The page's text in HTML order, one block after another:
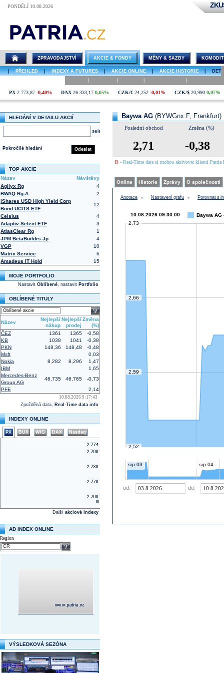
PONDĚLÍ 10.08.2026
Baywa AG
ZPRAVODAJSTVÍ AKCIE & FONDY MĚNY & SAZBY
| PŘEHLED | INDEXY A FUTURES | AKCIE ONLINE | AKCIE HISTORIE |
PX 2 773,87 -0,40% DAX 26 333,17 0,05% CZK/€ 24,252 -0,01% CZK/$ 20,990 0,07%
HLEDÁNÍ V DETAILU AKCIÍ
select
Odeslat
Pokročilé hledání
TOP AKCIE
Název
Návštěvy
Agilyx Rg
4
BWAQ Rg-A
2
iShares USD High Yield Corp
Bond UCITS ETF
12
Celsius
4
Adaptiv Select ETF
3
AtlasClear Rg
1
JPM BetaBuildrs Jp
4
VGP
10
Matrix Service
6
Amadeus IT Hold
15
MOJE PORTFOLIO
Nastavit Oblíbené, nastavit Portfolio
OBLÍBENÉ TITULY
select
Název
Nejlepší
nákup
Nejlepší
prodej
Změna
(%)
ČEZ
1361 1365
-0,58
KB
1038 1041
-0,38
PKN
148,36 148,48
-0,48
Msft
0,03
Nokia
8,282 8,296
1,47
IBM
1,65
Mercedes-Benz
Group AG
46,735 46,765
-0,73
PFE
2,14
10.08.2026 9:17:43
Zpožděná data, Real-Time data info
INDEXY ONLINE
PX BUX WIG DAX Nasdaq
Další akciové indexy
AD INDEX ONLINE
Region
select
VÝSLEDKOVÁ SEZÓNA
Baywa AG (BYWGnx.F, Frankfurt)
Poslední obchod Změna (%)
2,71 -0,38
R - Real-Time data si mohou aktivovat klienti
Online Historie Zprávy O společnosti
Anotace Nastavení grafu Porovnat s
2,52
2,59
2,66
2,73
10.08.2026 09:30:00 Baywa AG
srp 03 srp 04
od: do: